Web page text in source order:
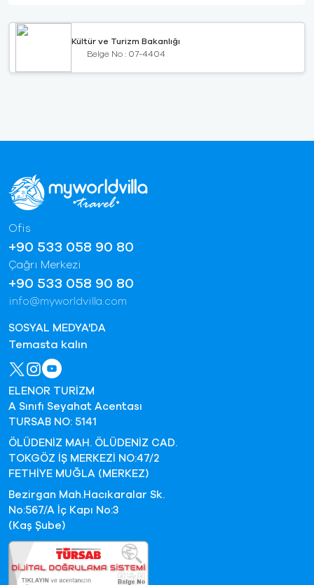
Kültür ve Turizm Bakanlığı
Belge No : 07-4404
Ofis
+90 533 058 90 80
Çağrı Merkezi
+90 533 058 90 80
info@myworldvilla.com
SOSYAL MEDYA'DA
Temasta kalın
ELENOR TURİZM
A Sınıfı Seyahat Acentası
TURSAB NO: 5141
ÖLÜDENİZ MAH. ÖLÜDENİZ CAD.
TOKGÖZ İŞ MERKEZİ NO:47/2
FETHİYE MUĞLA (MERKEZ)
Bezirgan Mah.Hacıkaralar Sk.
No:567/A İç Kapı No:3
(Kaş Şube)